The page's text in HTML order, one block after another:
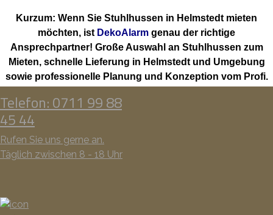
Kurzum: Wenn Sie Stuhlhussen in Helmstedt mieten
möchten, ist DekoAlarm genau der richtige
Ansprechpartner! Große Auswahl an Stuhlhussen zum
Mieten, schnelle Lieferung in Helmstedt und Umgebung
sowie professionelle Planung und Konzeption vom Profi.
Telefon: 0711 99 88
45 44
Rufen Sie uns gerne an.
Täglich zwischen 8 - 18 Uhr